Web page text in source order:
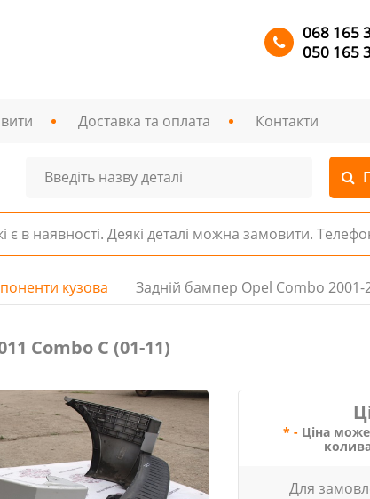
068 165
050 165
Доставка та оплата Контакти
є в наявності. Деякі деталі можна замовити.
кузова Задній бампер Opel Combo 2001-
Combo C (01-11)
* - Ціна
Для